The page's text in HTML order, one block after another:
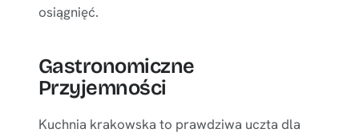
osiągnięć.
Gastronomiczne
Przyjemności
Kuchnia krakowska to prawdziwa uczta dla